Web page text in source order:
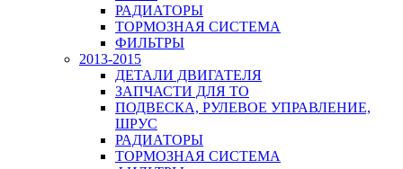
РАДИАТОРЫ
ТОРМОЗНАЯ СИСТЕМА
ФИЛЬТРЫ
2013-2015
ДЕТАЛИ ДВИГАТЕЛЯ
ЗАПЧАСТИ ДЛЯ ТО
ПОДВЕСКА, РУЛЕВОЕ УПРАВЛЕНИЕ,
ШРУС
РАДИАТОРЫ
ТОРМОЗНАЯ СИСТЕМА